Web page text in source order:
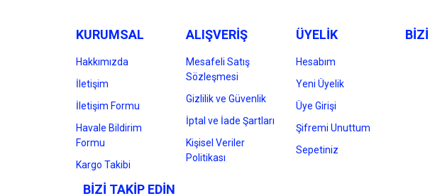
Bu ürüne benzer farklı alternatifler olmalı.
KURUMSAL
Hakkımızda
İletişim
İletişim Formu
Havale Bildirim
Formu
Kargo Takibi
ALIŞVERİŞ
Mesafeli Satış
Sözleşmesi
Gizlilik ve Güvenlik
İptal ve İade Şartları
Kişisel Veriler
Politikası
ÜYELİK
Hesabım
Yeni Üyelik
Üye Girişi
Şifremi Unuttum
Sepetiniz
BİZİ TAKİP EDİN